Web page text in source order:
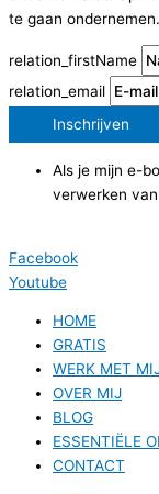
te gaan ondernemen.
relation_firstName
relation_email
Inschrijven
Als je mijn e-
verwerken
Facebook
Youtube
HOME
GRATIS
WERK MET
OVER MIJ
BLOG
ESSENTIËLE
CONTACT